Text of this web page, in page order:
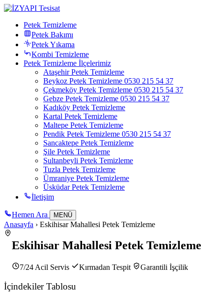
Petek Temizleme
Petek Bakımı
Petek Yıkama
Kombi Temizleme
Petek Temizleme İlçelerimiz
Ataşehir Petek Temizleme
Beykoz Petek Temizleme 0530 215 54 37
Çekmeköy Petek Temizleme 0530 215 54 37
Gebze Petek Temizleme 0530 215 54 37
Kadıköy Petek Temizleme
Kartal Petek Temizleme
Maltepe Petek Temizleme
Pendik Petek Temizleme 0530 215 54 37
Sancaktepe Petek Temizleme
Şile Petek Temizleme
Sultanbeyli Petek Temizleme
Tuzla Petek Temizleme
Ümraniye Petek Temizleme
Üsküdar Petek Temizleme
İletişim
Hemen Ara MENÜ
Anasayfa › Eskihisar Mahallesi Petek Temizleme
Eskihisar Mahallesi Petek Temizleme
7/24 Acil Servis Kırmadan Tespit Garantili İşçilik
İçindekiler Tablosu